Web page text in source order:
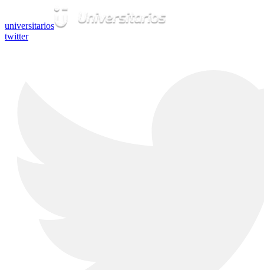
universitarios
twitter